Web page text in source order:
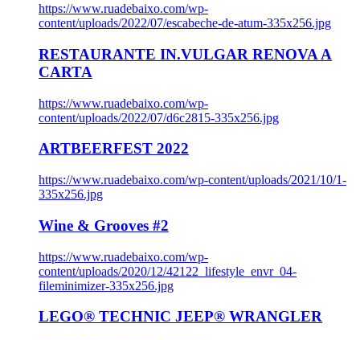
https://www.ruadebaixo.com/wp-
content/uploads/2022/07/escabeche-de-atum-335x256.jpg
RESTAURANTE IN.VULGAR RENOVA A
CARTA
https://www.ruadebaixo.com/wp-
content/uploads/2022/07/d6c2815-335x256.jpg
ARTBEERFEST 2022
https://www.ruadebaixo.com/wp-content/uploads/2021/10/1-
335x256.jpg
Wine & Grooves #2
https://www.ruadebaixo.com/wp-
content/uploads/2020/12/42122_lifestyle_envr_04-
fileminimizer-335x256.jpg
LEGO® TECHNIC JEEP® WRANGLER